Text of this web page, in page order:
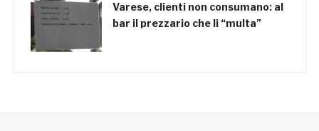
Varese, clienti non consumano: al
bar il prezzario che li “multa”